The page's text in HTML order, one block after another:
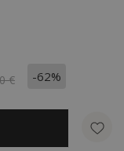
€ -62%